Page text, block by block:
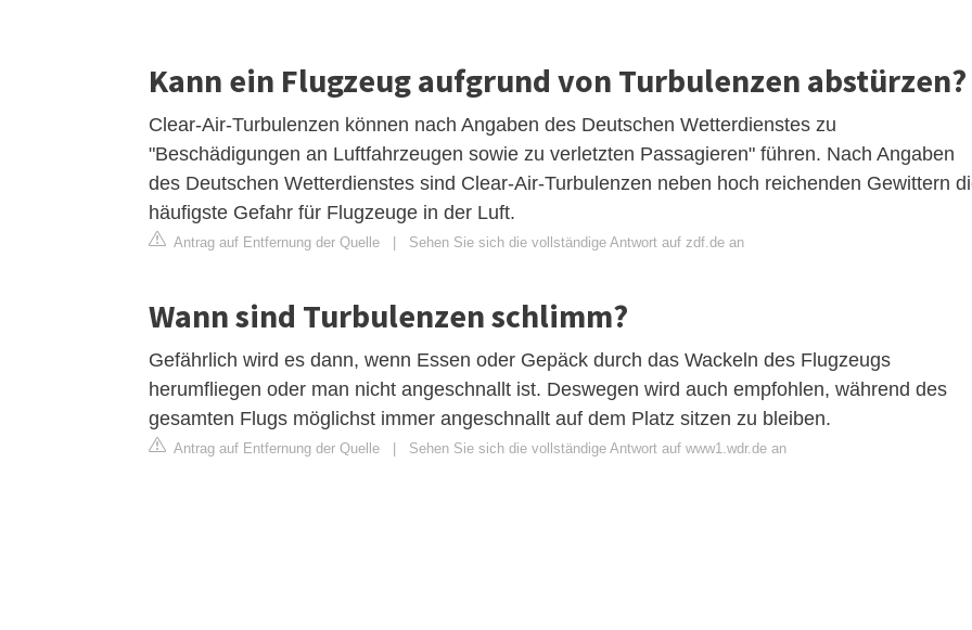
Kann ein Flugzeug aufgrund von Turbulenzen abstürzen?
Clear-Air-Turbulenzen können nach Angaben des Deutschen Wetterdienstes zu
"Beschädigungen an Luftfahrzeugen sowie zu verletzten Passagieren" führen. Nach Angaben
des Deutschen Wetterdienstes sind Clear-Air-Turbulenzen neben hoch reichenden Gewittern
häufigste Gefahr für Flugzeuge in der Luft.
Antrag auf Entfernung der Quelle Sehen Sie sich die vollständige Antwort auf zdf.de an
Wann sind Turbulenzen schlimm?
Gefährlich wird es dann, wenn Essen oder Gepäck durch das Wackeln des Flugzeugs
herumfliegen oder man nicht angeschnallt ist. Deswegen wird auch empfohlen, während des
gesamten Flugs möglichst immer angeschnallt auf dem Platz sitzen zu bleiben.
Antrag auf Entfernung der Quelle Sehen Sie sich die vollständige Antwort auf www1.wdr.de an